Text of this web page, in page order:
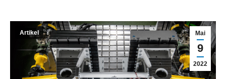
Mai
9
2022
Artikel